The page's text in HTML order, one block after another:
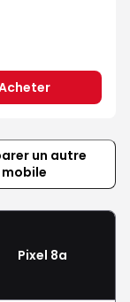
un autre
mobile
Pixel 8a